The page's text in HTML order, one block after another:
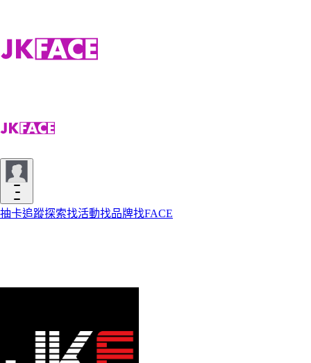
抽卡追蹤探索找活動找品牌找FACE